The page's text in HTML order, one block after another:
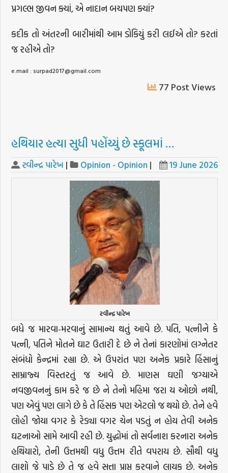
પ્રગલ્ભ જીવન ક્યાં, એ નાદાન બચપણ ક્યાં?
કદીક તો અંતરની બારીમાંથી આમ ડોકિયું કરી લઈએ તો? કરતાં
જ રહીએ તો?
e.mail : surpad2017@gmail.com
77 Post Views
હથિયાર હત્યા સુધી પહોંચ્યું છે સ્કૂલમાં …
રવીન્દ્ર પારેખ | Opinion - Opinion | 19 June 2026
રવીન્દ્ર પારેખ
બધે જ મારવા-મરવાનું સામાન્ય થતું આવે છે. પતિ, પત્નીને કે
પત્ની, પતિને મોતને ઘાટ ઉતારી દે છે ને તેનાં કારણોમાં લગ્નેતર
સંબંધો કેન્દ્રમાં રહ્યા છે. એ ઉપરાંત પણ અનેક પ્રકારે હિંસાનું
સામ્રાજ્ય વિસ્તરતું જ આવે છે. માણસ ઘણી જગ્યાએ
નવજીવનનું કામ કરે જ છે ને તેનો મહિમા જરા ય ઓછો નથી,
પણ એવું પણ લાગે છે કે તે હિંસક પણ એટલો જ થયો છે. તેને હવે
લોહી જોયા વગર કે રેડ્યા વગર ચેન પડતું ન હોય તેવી અનેક
ઘટનાઓ સામે આવી રહી છે. યુદ્ધોમાં તો સર્વનાશ કરનારા અનેક
હથિયારો, તેની ઉત્તમથી વધુ ઉત્તમ રીતે વપરાય છે. સૌથી વધુ
લાશો જે પાડે છે તે જ હવે સત્તા પ્રાપ્ત કરવાને લાયક છે. અનેક